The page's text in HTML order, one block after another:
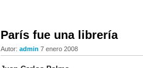
París fue una librería
Autor: admin 7 enero 2008